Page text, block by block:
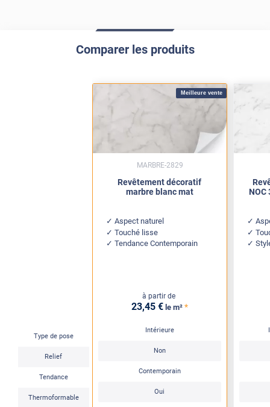
Comparer les produits
Type de pose
Relief
Tendance
Thermoformable
Meilleure vente
Revêtement décoratif
marbre blanc mat
Aspect naturel
Touché lisse
Tendance Contemporain
à partir de
23,45 € le m² *
Intérieure
Non
Contemporain
Oui
MARBRE-2829